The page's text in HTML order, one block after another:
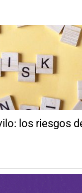
los riesgos